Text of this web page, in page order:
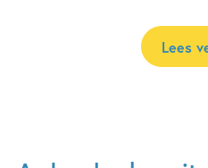
Lees